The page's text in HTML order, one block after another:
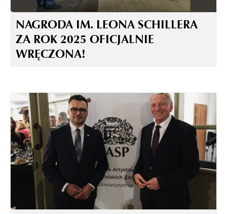
NAGRODA IM. LEONA SCHILLERA
ZA ROK 2025 OFICJALNIE
WRĘCZONA!